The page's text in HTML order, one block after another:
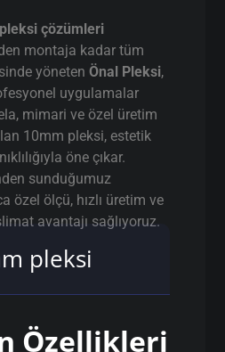
çözümleri
montaja kadar tüm
yönetenÖnal Pleksi,
uygulamalar
mimari ve özel üretim
10mm pleksi, estetik
öne çıkar.
sunduğumuz
özel ölçü, hızlı üretim ve
avantajı sağlıyoruz.
pleksi
Özellikleri